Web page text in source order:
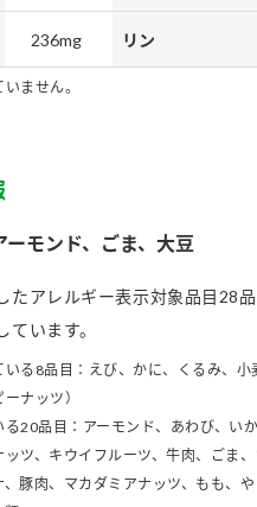
236mg リン
ません。
モンド、ごま、大豆
たアレルギー表示対象品目28品
います。
る8品目：えび、かに、くるみ、小
ナッツ）
る20品目：アーモンド、あわび、い
ツ、キウイフルーツ、牛肉、ごま、
豚肉、マカダミアナッツ、もも、